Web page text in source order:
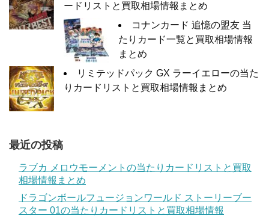
ードリストと買取相場情報まとめ
コナンカード 追憶の盟友 当
たりカード一覧と買取相場情報
まとめ
リミテッドパック GX ラーイエローの当た
りカードリストと買取相場情報まとめ
最近の投稿
ラブカ メロウモーメントの当たりカードリストと買取
相場情報まとめ
ドラゴンボールフュージョンワールド ストーリーブー
スター 01の当たりカードリストと買取相場情報